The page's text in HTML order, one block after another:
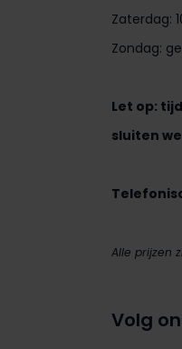
Zaterdag:
Zondag:
Let op:
sluiten
Alle prijzen
Volg